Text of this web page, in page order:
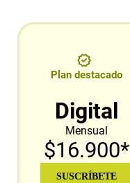
Plan destacado
Digital
Mensual
$16.900*
SUSCRÍBETE